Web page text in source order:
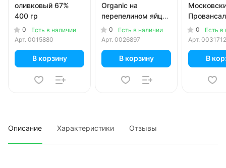
оливковый 67%
400 гр
0
Есть в наличии
Арт. 0015880
В корзину
Organic на
перепелином яйце
67% 400 мл
0
Есть в наличии
Арт. 0026897
В корзину
390 мл
0
Есть в
Арт. 0031712
В
Описание Характеристики Отзывы